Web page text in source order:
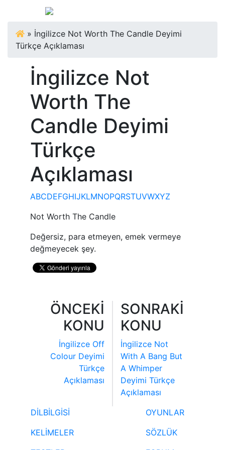
» İngilizce Not Worth The Candle Deyimi
Türkçe Açıklaması
İngilizce Not
Worth The
Candle Deyimi
Türkçe
Açıklaması
ABCDEFGHIJKLMNOPQRSTUVWXYZ
Not Worth The Candle
Değersiz, para etmeyen, emek vermeye
değmeyecek şey.
ÖNCEKİ
KONU
İngilizce Off
Colour Deyimi
Türkçe
Açıklaması
SONRAKİ
KONU
İngilizce Not
With A Bang But
A Whimper
Deyimi Türkçe
Açıklaması
DİLBİLGİSİ
KELİMELER
OYUNLAR
SÖZLÜK